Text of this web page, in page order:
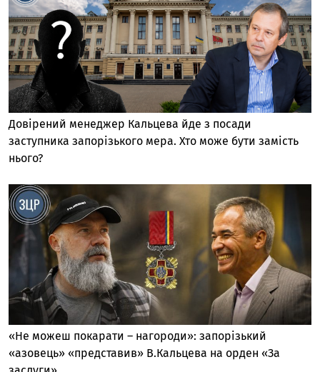
Довірений менеджер Кальцева йде з посади
заступника запорізького мера. Хто може бути замість
нього?
«Не можеш покарати – нагороди»: запорізький
«азовець» «представив» В.Кальцева на орден «За